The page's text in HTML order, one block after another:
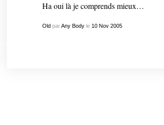
Ha oui là je comprends mieux…
OldparAny Bodyle 10 Nov 2005